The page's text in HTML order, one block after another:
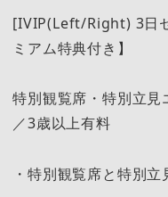
[IVIP(Left/Right) 3日
ミアム特典付き】
特別観覧席・特別立見
／3歳以上有料
・特別観覧席と特別